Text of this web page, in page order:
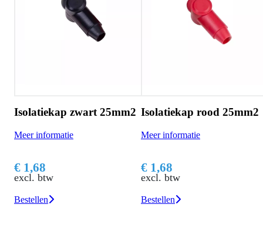
Isolatiekap zwart 25mm2
Meer informatie
€ 1,68
excl. btw
Bestellen
Isolatiekap rood 25mm2
Meer informatie
€ 1,68
excl. btw
Bestellen